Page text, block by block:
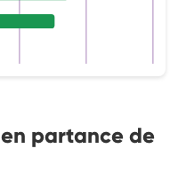
partance de